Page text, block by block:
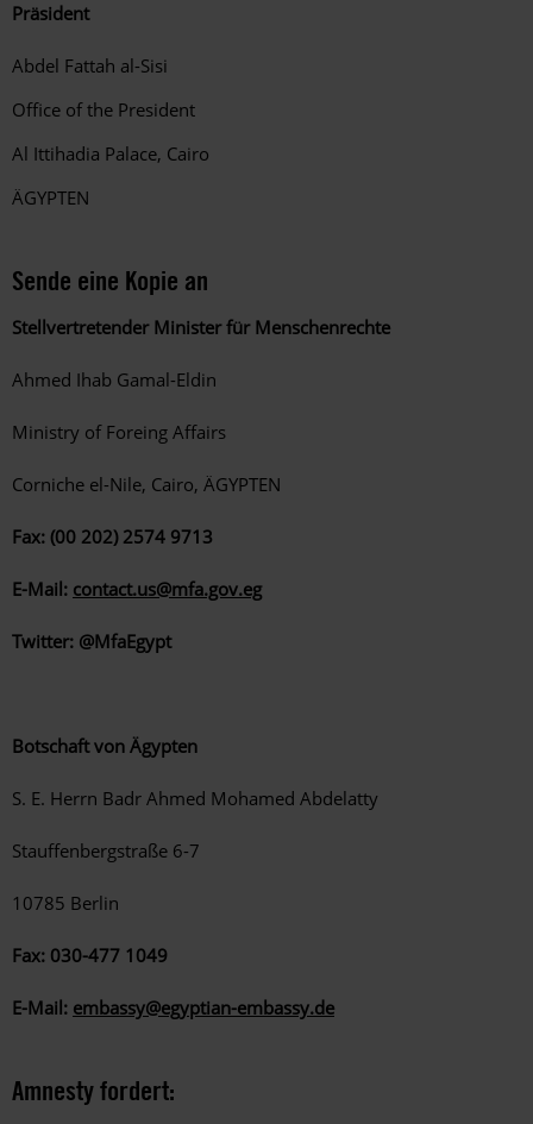
Präsident
Abdel Fattah al-Sisi
Office of the President
Al Ittihadia Palace, Cairo
ÄGYPTEN
Sende eine Kopie an
Stellvertretender Minister für Menschenrechte
Ahmed Ihab Gamal-Eldin
Ministry of Foreing Affairs
Corniche el-Nile, Cairo, ÄGYPTEN
Fax: (00 202) 2574 9713
E-Mail: contact.us@mfa.gov.eg
Twitter: @MfaEgypt
Botschaft von Ägypten
S. E. Herrn Badr Ahmed Mohamed Abdelatty
Stauffenbergstraße 6-7
10785 Berlin
Fax: 030-477 1049
E-Mail: embassy@egyptian-embassy.de
Amnesty fordert: